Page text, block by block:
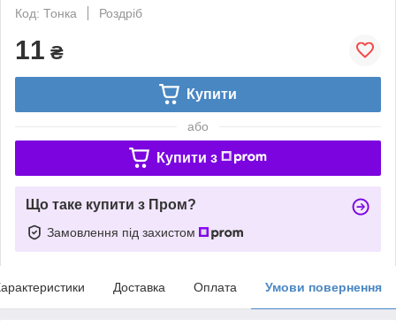
Код: Тонка
Роздріб
11 ₴
Купити
або
Купити з
Що таке купити з Пром?
Замовлення під захистом
Доставка Оплата Умови повернення